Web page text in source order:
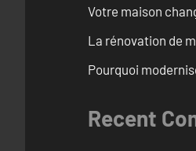
Votre maison
La rénovation de
Pourquoi
Recent